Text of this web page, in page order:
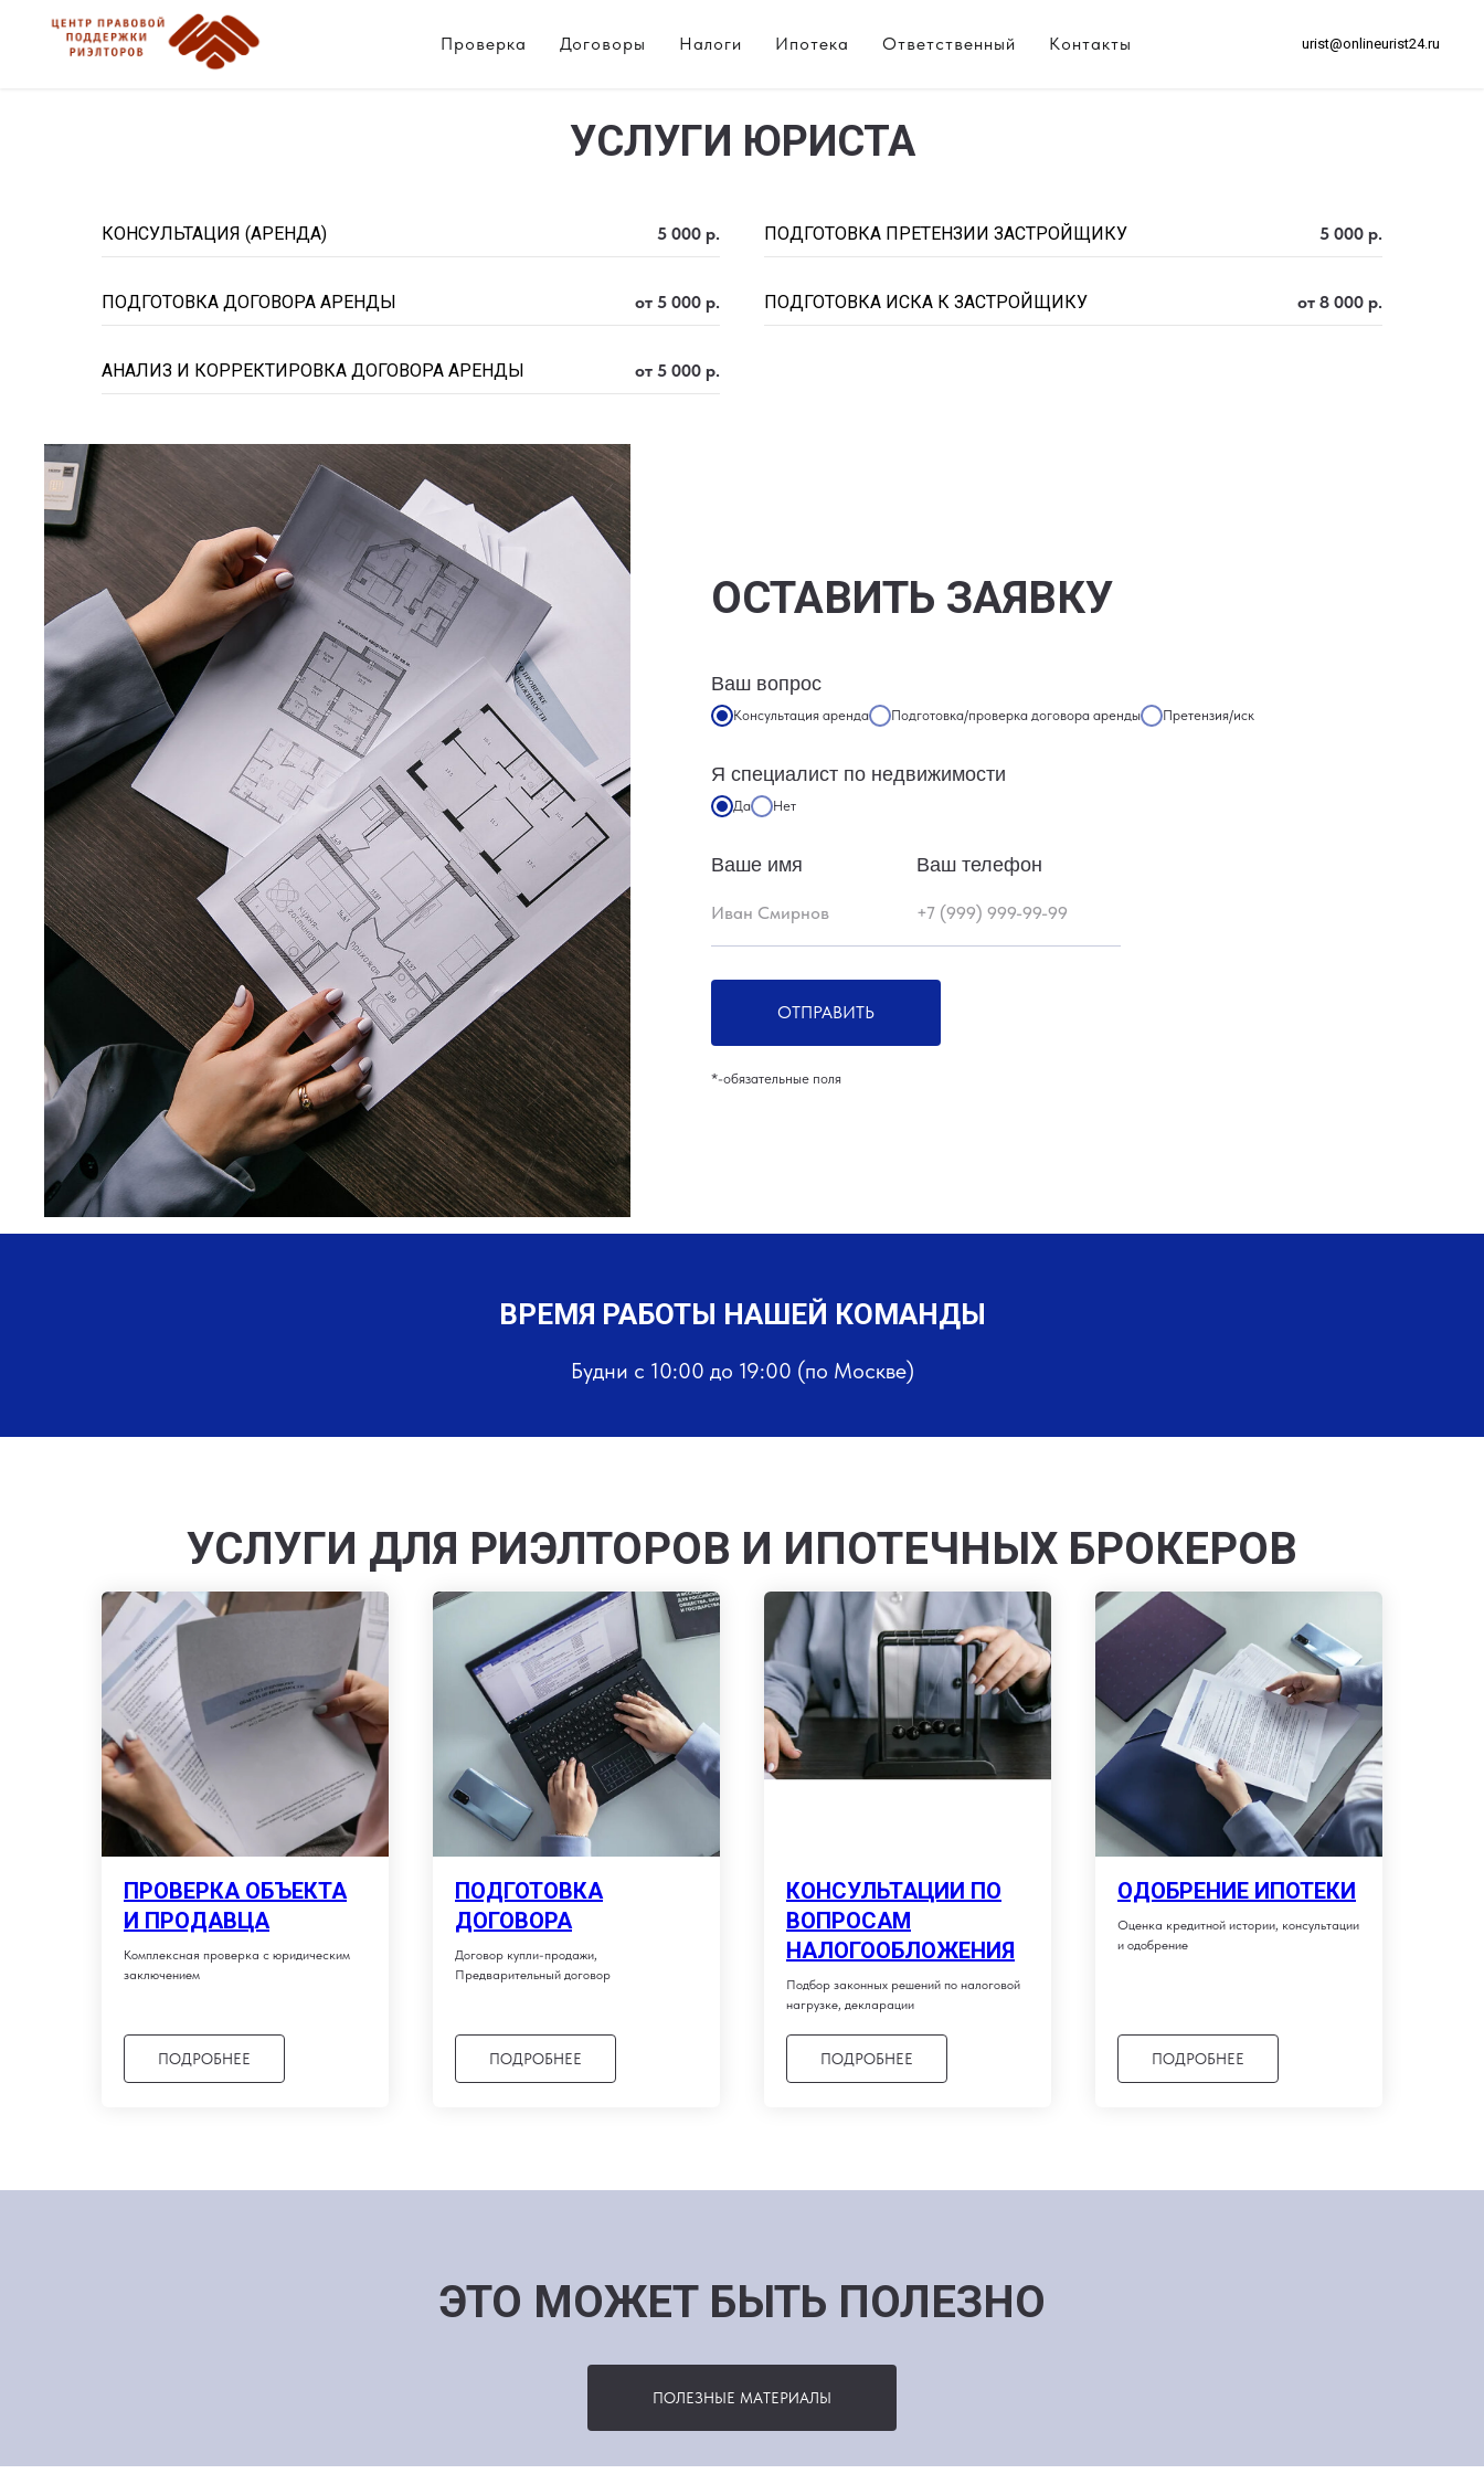
Проверка Договоры Налоги Ипотека Ответственный Контакты urist@onlineurist24.ru
УСЛУГИ ЮРИСТА
КОНСУЛЬТАЦИЯ (АРЕНДА) 5 000 р.
ПОДГОТОВКА ДОГОВОРА АРЕНДЫ от 5 000 р.
АНАЛИЗ И КОРРЕКТИРОВКА ДОГОВОРА АРЕНДЫ от 5 000 р.
ПОДГОТОВКА ПРЕТЕНЗИИ ЗАСТРОЙЩИКУ 5 000 р.
ПОДГОТОВКА ИСКА К ЗАСТРОЙЩИКУ от 8 000 р.
ОСТАВИТЬ ЗАЯВКУ
Ваш вопрос
Консультация аренда Подготовка/проверка договора аренды Претензия/иск
Я специалист по недвижимости
Да Нет
Ваше имя Ваш телефон
ОТПРАВИТЬ
*-обязательные поля
ВРЕМЯ РАБОТЫ НАШЕЙ КОМАНДЫ
Будни с 10:00 до 19:00 (по Москве)
УСЛУГИ ДЛЯ РИЭЛТОРОВ И ИПОТЕЧНЫХ БРОКЕРОВ
ПРОВЕРКА ОБЪЕКТА
И ПРОДАВЦА
Комплексная проверка с юридическим
заключением
ПОДРОБНЕЕ
ПОДГОТОВКА
ДОГОВОРА
Договор купли-продажи,
Предварительный договор
ПОДРОБНЕЕ
КОНСУЛЬТАЦИИ ПО
ВОПРОСАМ
НАЛОГООБЛОЖЕНИЯ
Подбор законных решений по налоговой
нагрузке, декларации
ПОДРОБНЕЕ
ОДОБРЕНИЕ ИПОТЕКИ
Оценка кредитной истории, консультации
и одобрение
ПОДРОБНЕЕ
ЭТО МОЖЕТ БЫТЬ ПОЛЕЗНО
ПОЛЕЗНЫЕ МАТЕРИАЛЫ